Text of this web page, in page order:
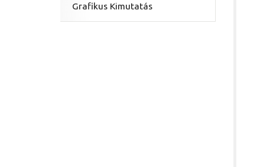
Grafikus Kimutatás